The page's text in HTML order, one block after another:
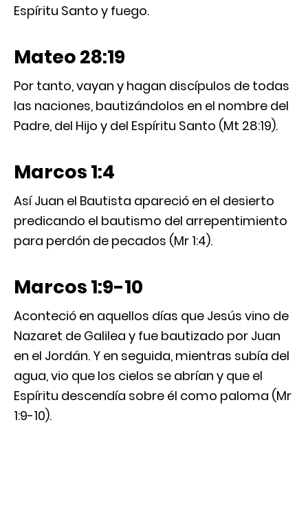
Espíritu Santo y fuego.
Mateo 28:19
Por tanto, vayan y hagan discípulos de todas
las naciones, bautizándolos en el nombre del
Padre, del Hijo y del Espíritu Santo (Mt 28:19).
Marcos 1:4
Así Juan el Bautista apareció en el desierto
predicando el bautismo del arrepentimiento
para perdón de pecados (Mr 1:4).
Marcos 1:9-10
Aconteció en aquellos días que Jesús vino de
Nazaret de Galilea y fue bautizado por Juan
en el Jordán. Y en seguida, mientras subía del
agua, vio que los cielos se abrían y que el
Espíritu descendía sobre él como paloma (Mr
1:9-10).